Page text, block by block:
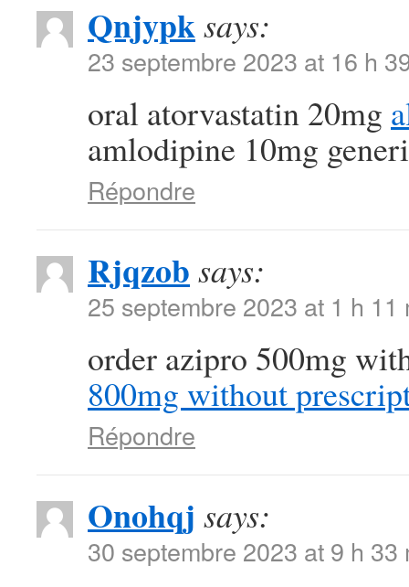
Qnjypksays:
23 septembre 2023 at 16 h
oral atorvastatin 20mg
amlodipine 10mg
Répondre
Rjqzob says:
25 septembre 2023 at 1 h 11
order azipro 500mg
800mg without
Répondre
Onohqj says:
30 septembre 2023 at 9 h 33